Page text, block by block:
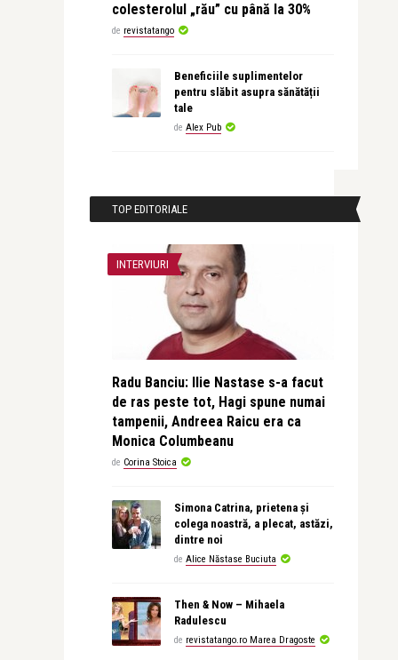
colesterolul „rău” cu până la 30%
de revistatango
Beneficiile suplimentelor
pentru slăbit asupra sănătății
tale
de Alex Pub
TOP EDITORIALE
INTERVIURI
Radu Banciu: Ilie Nastase s-a facut
de ras peste tot, Hagi spune numai
tampenii, Andreea Raicu era ca
Monica Columbeanu
de Corina Stoica
Simona Catrina, prietena și
colega noastră, a plecat, astăzi,
dintre noi
de Alice Năstase Buciuta
Then & Now – Mihaela
Radulescu
de revistatango.ro Marea Dragoste